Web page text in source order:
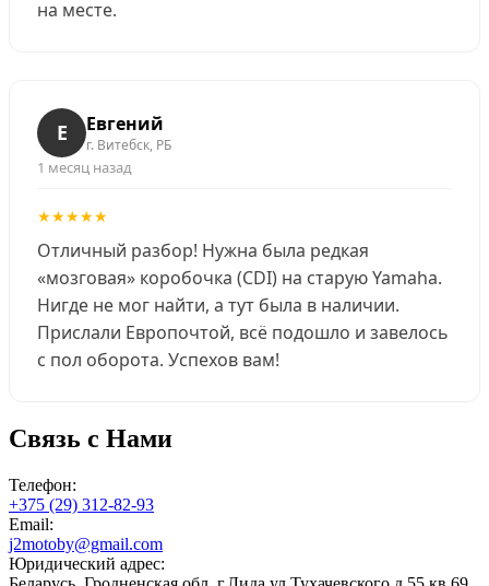
на месте.
Е Евгений
г. Витебск, РБ
1 месяц назад
★★★★★
Отличный разбор! Нужна была редкая
«мозговая» коробочка (CDI) на старую Yamaha.
Нигде не мог найти, а тут была в наличии.
Прислали Европочтой, всё подошло и завелось
с пол оборота. Успехов вам!
Связь с Нами
Телефон:
+375 (29) 312-82-93
Email:
j2motoby@gmail.com
Юридический адрес: